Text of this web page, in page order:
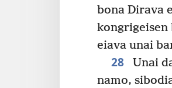
bona Dirava
kongrigeisen
eiava unai
28
Unai
namo,